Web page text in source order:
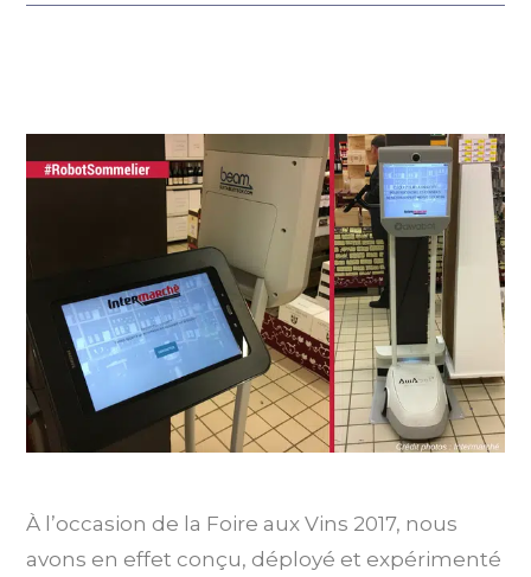
À l’occasion de la Foire aux Vins 2017, nous
avons en effet conçu, déployé et expérimenté